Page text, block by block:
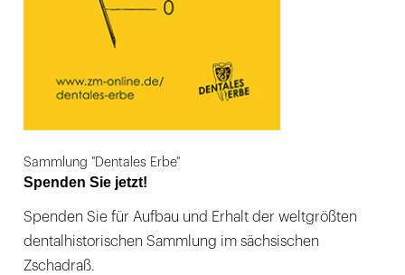
Sammlung "Dentales Erbe"
Spenden Sie jetzt!
Spenden Sie für Aufbau und Erhalt der weltgrößten
dentalhistorischen Sammlung im sächsischen
Zschadraß.